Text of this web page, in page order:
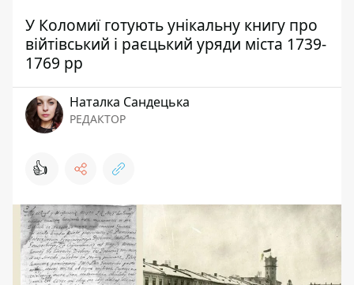
У Коломиї готують унікальну книгу про
війтівський і раєцький уряди міста 1739-
1769 рр
Наталка Сандецька
РЕДАКТОР
👍